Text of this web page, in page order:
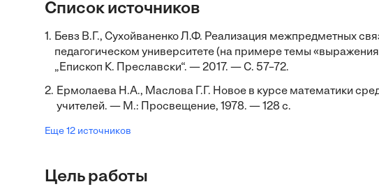
Список источников
1. Бевз В.Г., Сухойваненко Л.Ф. Реализация межпредметных
педагогическом университете (на примере темы
„Епископ К. Преславски“. — 2017. — С. 57–72.
2. Ермолаева Н.А., Маслова Г.Г. Новое в курсе математики
учителей. — М.: Просвещение, 1978. — 128 с.
Еще 12 источников
Цель работы